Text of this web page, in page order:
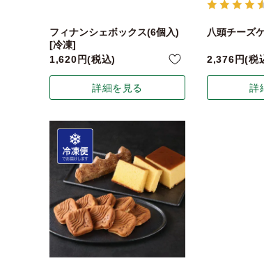
フィナンシェボックス(6個入)
[冷凍]
1,620
税込
詳細を見る
八頭チーズ
2,376 税
詳